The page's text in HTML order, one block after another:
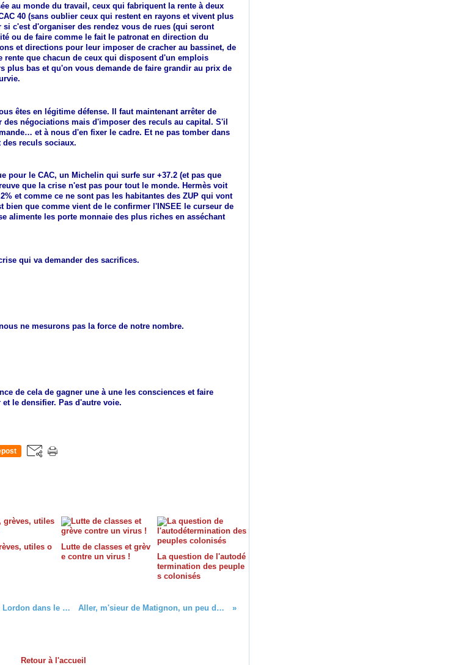
au monde du travail, ceux qui fabriquent la rente à deux
40 (sans oublier ceux qui restent en rayons et vivent plus
c'est d'organiser des rendez vous de rues (qui seront
ou de faire comme le fait le patronat en direction du
et directions pour leur imposer de cracher au bassinet, de
rente que chacun de ceux qui disposent d'un emplois
plus bas et qu'on vous demande de faire grandir au prix de
êtes en légitime défense. Il faut maintenant arrêter de
des négociations mais d'imposer des reculs au capital. S'il
et à nous d'en fixer le cadre. Et ne pas tomber dans
reculs sociaux.
pour le CAC, un Michelin qui surfe sur +37.2 (et pas que
que la crise n'est pas pour tout le monde. Hermès voit
et comme ce ne sont pas les habitantes des ZUP qui vont
bien que comme vient de le confirmer l'INSEE le curseur de
alimente les porte monnaie des plus riches en asséchant
qui va demander des sacrifices.
ne mesurons pas la force de notre nombre.
de cela de gagner une à une les consciences et faire
le densifier. Pas d'autre voie.
utiles o
Lutte de classes et grèv
e contre un virus !
La question de l'autodé
termination des peuple
s colonisés
A propos de l'article de Frédéric Lordon dans le Diplo d'Août. Aller, m'sieur de Matignon, un peu de courage !!
Retour à l'accueil